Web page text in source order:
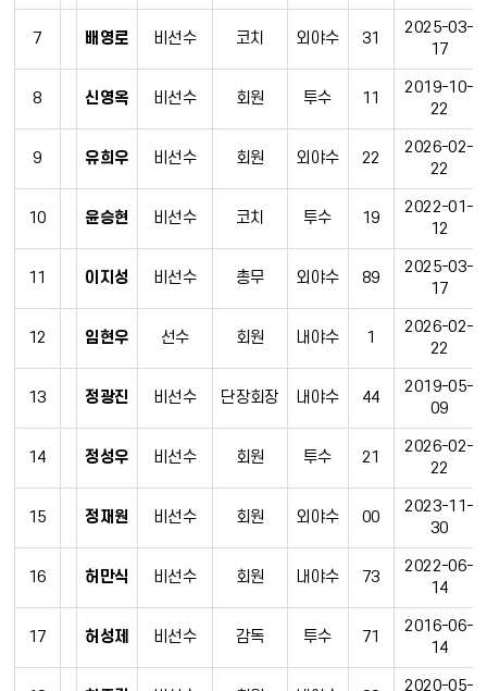
7 배영로 비선수 코치 외야수 31
2025-03-
17
8 신영옥 비선수 회원 투수 11
2019-10-
22
9 유희우 비선수 회원 외야수 22
2026-02-
22
10 윤승현 비선수 코치 투수 19
2022-01-
12
11 이지성 비선수 총무 외야수 89
2025-03-
17
12 임현우 선수 회원 내야수 1
2026-02-
22
13 정광진 비선수 단장회장 내야수 44
2019-05-
09
14 정성우 비선수 회원 투수 21
2026-02-
22
15 정재원 비선수 회원 외야수 00
2023-11-
30
16 허만식 비선수 회원 내야수 73
2022-06-
14
17 허성제 비선수 감독 투수 71
2016-06-
14
2020-05-